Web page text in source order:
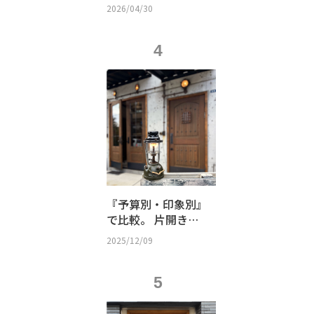
ルームの秘密
2026/04/30
4
『予算別・印象別』
で比較。 片開き？
親子？観音開き？
店舗の「顔」となる
2025/12/09
5